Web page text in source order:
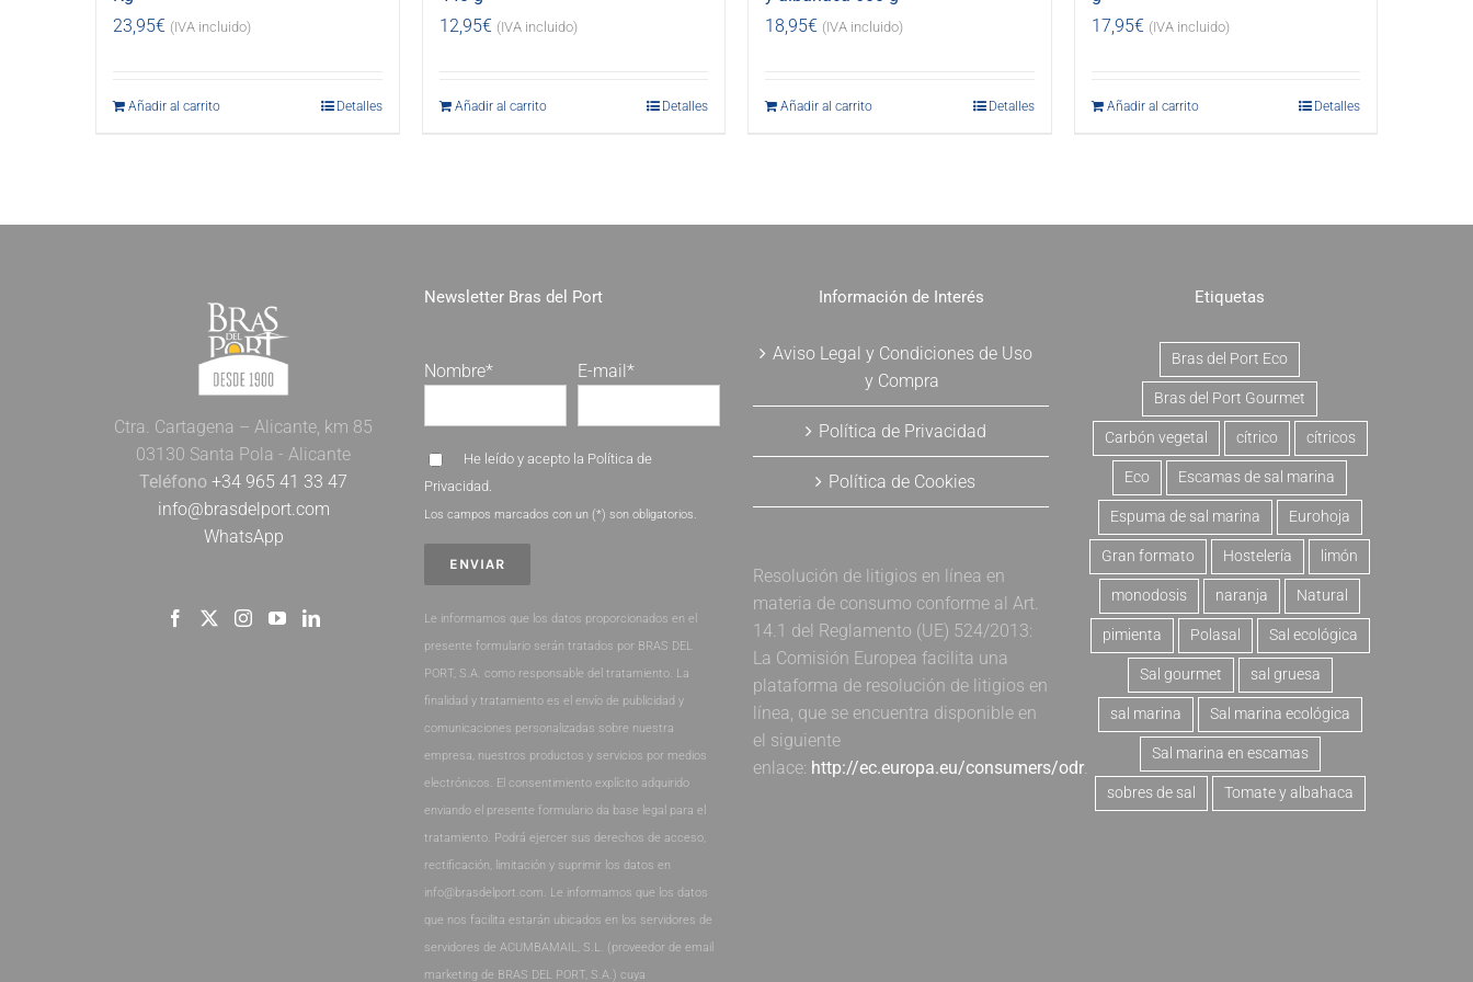
23,95€ (IVA incluido)
Añadir al carrito Detalles
12,95€ (IVA incluido)
Añadir al carrito Detalles
18,95€ (IVA incluido)
Añadir al carrito Detalles
17,95€ (IVA incluido)
Añadir al carrito Detalles
Ctra. Cartagena – Alicante, km 85
03130 Santa Pola - Alicante
Teléfono +34 965 41 33 47
info@brasdelport.com
WhatsApp
Newsletter Bras del Port
Nombre* E-mail*
He leído y acepto la Política de
Privacidad.
Los campos marcados con un (*) son obligatorios.
Le informamos que los datos proporcionados en el
presente formulario serán tratados por BRAS DEL
PORT, S.A. como responsable del tratamiento. La
finalidad y tratamiento es el envío de publicidad y
comunicaciones personalizadas sobre nuestra
empresa, nuestros productos y servicios por medios
electrónicos. El consentimiento explícito adquirido
enviando el presente formulario da base legal para el
tratamiento. Podrá ejercer sus derechos de acceso,
rectificación, limitación y suprimir los datos en
info@brasdelport.com. Le informamos que los datos
que nos facilita estarán ubicados en los servidores de
servidores de ACUMBAMAIL, S.L. (proveedor de email
marketing de BRAS DEL PORT, S.A.) cuya
Información de Interés
Aviso Legal y Condiciones de Uso
y Compra
Política de Privacidad
Política de Cookies
Resolución de litigios en línea en
materia de consumo conforme al Art.
14.1 del Reglamento (UE) 524/2013:
La Comisión Europea facilita una
plataforma de resolución de litigios en
línea, que se encuentra disponible en
el siguiente
enlace: http://ec.europa.eu/consumers/odr.
Etiquetas
Bras del Port Eco
Bras del Port Gourmet
Carbón vegetal cítrico cítricos
Eco Escamas de sal marina
Espuma de sal marina Eurohoja
Gran formato Hostelería limón
monodosis naranja Natural
pimienta Polasal Sal ecológica
Sal gourmet sal gruesa
sal marina Sal marina ecológica
Sal marina en escamas
sobres de sal Tomate y albahaca